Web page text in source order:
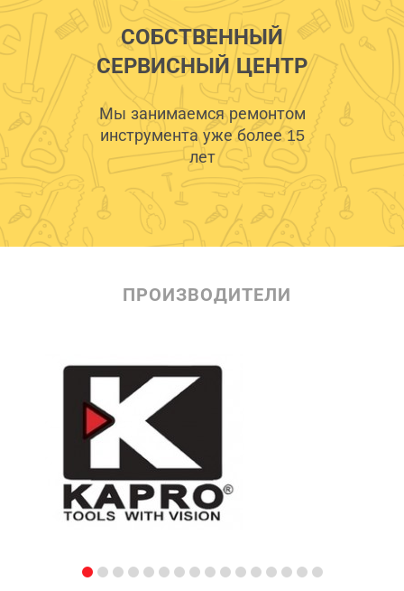
СОБСТВЕННЫЙ
СЕРВИСНЫЙ ЦЕНТР
Мы занимаемся ремонтом
инструмента уже более 15
лет
ПРОИЗВОДИТЕЛИ